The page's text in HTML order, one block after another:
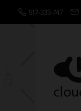
517-333-747